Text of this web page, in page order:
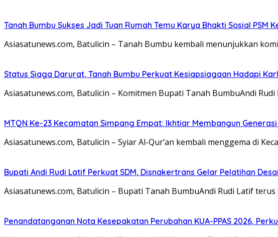
Tanah Bumbu Sukses Jadi Tuan Rumah Temu Karya Bhakti Sosial PSM
Asiasatunews.com, Batulicin – Tanah Bumbu kembali menunjukkan
Status Siaga Darurat, Tanah Bumbu Perkuat Kesiapsiagaan Hadapi
Asiasatunews.com, Batulicin – Komitmen Bupati Tanah BumbuAndi
MTQN Ke-23 Kecamatan Simpang Empat: Ikhtiar Membangun Generasi
Asiasatunews.com, Batulicin – Syiar Al-Qur’an kembali menggema di
Bupati Andi Rudi Latif Perkuat SDM, Disnakertrans Gelar Pelatihan
Asiasatunews.com, Batulicin – Bupati Tanah BumbuAndi Rudi Latif
Penandatanganan Nota Kesepakatan Perubahan KUA-PPAS 2026,